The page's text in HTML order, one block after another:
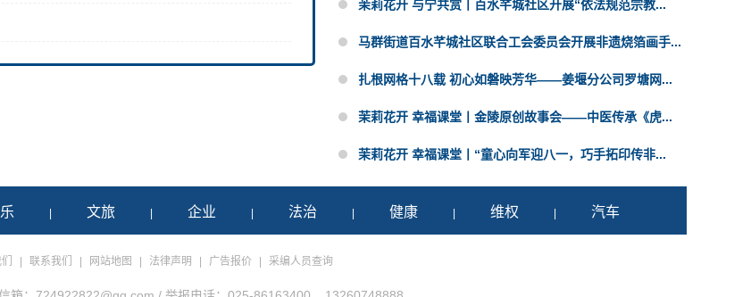
茉莉花开 与宁共赏丨百水芊城社区开展“依法规范宗教...
马群街道百水芊城社区联合工会委员会开展非遗烧箔画手...
扎根网格十八载 初心如磐映芳华——姜堰分公司罗塘网...
茉莉花开 幸福课堂丨金陵原创故事会——中医传承《虎...
茉莉花开 幸福课堂丨“童心向军迎八一，巧手拓印传非...
文旅 企业 法治 健康 维权 汽车
联系我们 网站地图 法律声明 广告报价 采编人员查询